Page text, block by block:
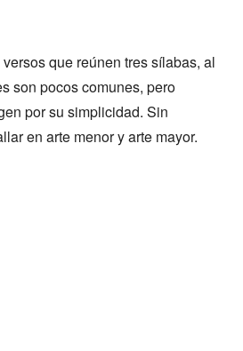
que reúnen tres sílabas, al
son pocos comunes, pero
por su simplicidad. Sin
en arte menor y arte mayor.